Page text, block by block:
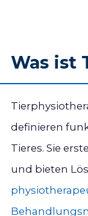
Was ist
definieren
Tieres. Sie
und bieten